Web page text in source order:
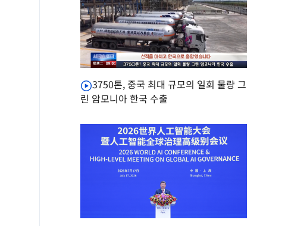
3750톤, 중국 최대 규모의 일회 물량 그
린 암모니아 한국 수출